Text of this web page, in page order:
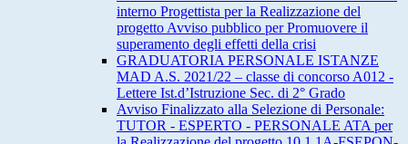
interno Progettista per la Realizzazione del
progetto Avviso pubblico per Promuovere il
superamento degli effetti della crisi
GRADUATORIA PERSONALE ISTANZE
MAD A.S. 2021/22 – classe di concorso A012 -
Lettere Ist.d’Istruzione Sec. di 2° Grado
Avviso Finalizzato alla Selezione di Personale:
TUTOR - ESPERTO - PERSONALE ATA per